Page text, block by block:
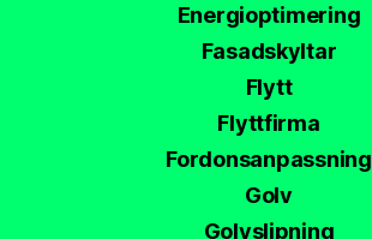
Energioptimering
Fasadskyltar
Flytt
Flyttfirma
Fordonsanpassning
Golv
Golvslipning